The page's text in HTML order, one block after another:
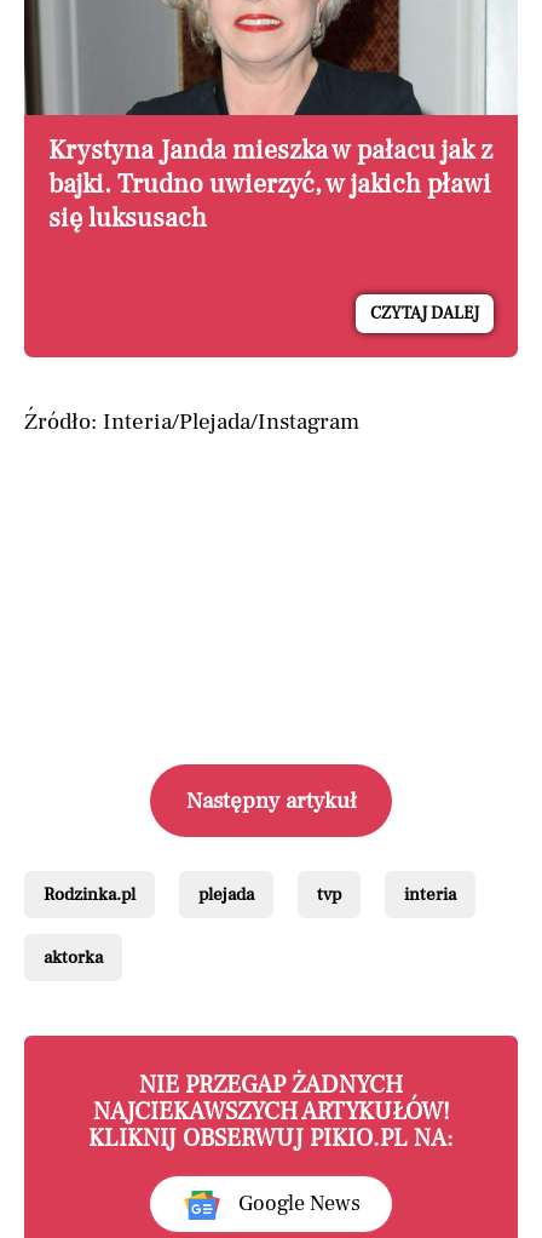
Krystyna Janda mieszka w pałacu jak z
bajki. Trudno uwierzyć, w jakich pławi
się luksusach
CZYTAJ DALEJ
Źródło: Interia/Plejada/Instagram
Następny artykuł
Rodzinka.pl plejada tvp interia
aktorka
NIE PRZEGAP ŻADNYCH
NAJCIEKAWSZYCH ARTYKUŁÓW!
KLIKNIJ OBSERWUJ PIKIO.PL NA:
Google News